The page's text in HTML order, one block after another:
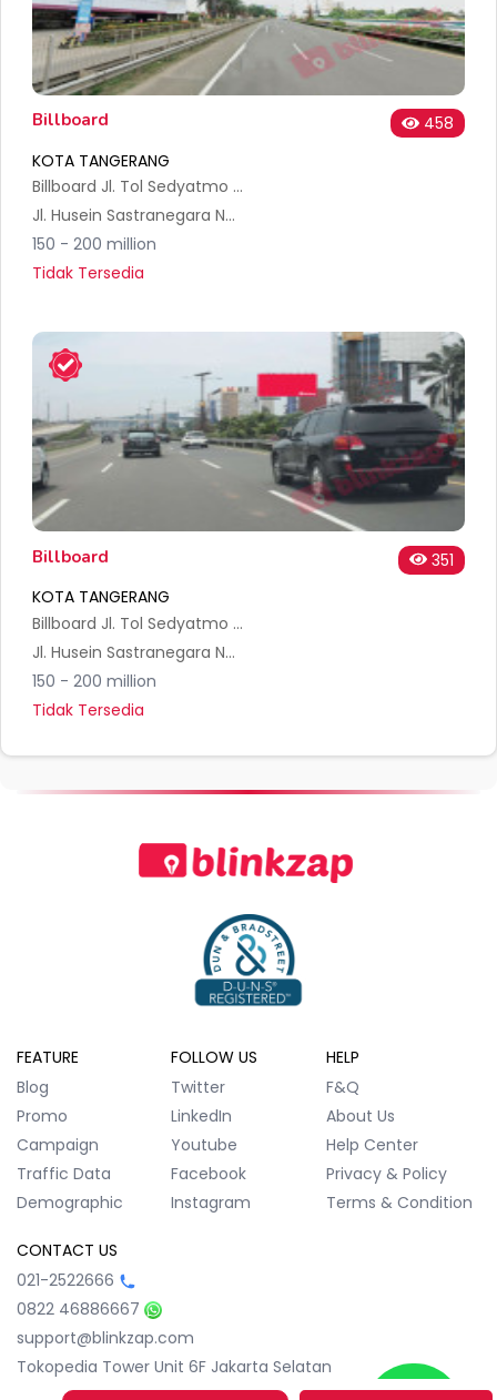
Billboard
458
KOTA TANGERANG
Billboard Jl. Tol Sedyatmo Km.32+700 A
Jl. Husein Sastranegara No.8, RT.001/RW.008, Jurumudi, Kec. Benda, Kota Tangerang, Banten 15125, Indonesia
150 - 200 million
Tidak Tersedia
Billboard
351
KOTA TANGERANG
Billboard Jl. Tol Sedyatmo ( KM 32+150A )
Jl. Husein Sastranegara No.8, RT.001/RW.008, Jurumudi, Kec. Benda, Kota Tangerang, Banten 15125, Indonesia
150 - 200 million
Tidak Tersedia
FEATURE
Blog
Promo
Campaign
Traffic Data
Demographic
FOLLOW US
Twitter
LinkedIn
Youtube
Facebook
Instagram
HELP
F&Q
About Us
Help Center
Privacy & Policy
Terms & Condition
CONTACT US
021-2522666
0822 46886667
support@blinkzap.com
Tokopedia Tower Unit 6F Jakarta Selatan